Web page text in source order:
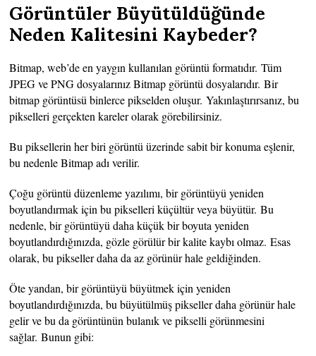
Görüntüler Büyütüldüğünde
Neden Kalitesini Kaybeder?
Bitmap, web’de en yaygın kullanılan görüntü formatıdır. Tüm
JPEG ve PNG dosyalarınız Bitmap görüntü dosyalarıdır. Bir
bitmap görüntüsü binlerce pikselden oluşur. Yakınlaştırırsanız, bu
pikselleri gerçekten kareler olarak görebilirsiniz.
Bu piksellerin her biri görüntü üzerinde sabit bir konuma eşlenir,
bu nedenle Bitmap adı verilir.
Çoğu görüntü düzenleme yazılımı, bir görüntüyü yeniden
boyutlandırmak için bu pikselleri küçültür veya büyütür. Bu
nedenle, bir görüntüyü daha küçük bir boyuta yeniden
boyutlandırdığınızda, gözle görülür bir kalite kaybı olmaz. Esas
olarak, bu pikseller daha da az görünür hale geldiğinden.
Öte yandan, bir görüntüyü büyütmek için yeniden
boyutlandırdığınızda, bu büyütülmüş pikseller daha görünür hale
gelir ve bu da görüntünün bulanık ve pikselli görünmesini
sağlar. Bunun gibi: